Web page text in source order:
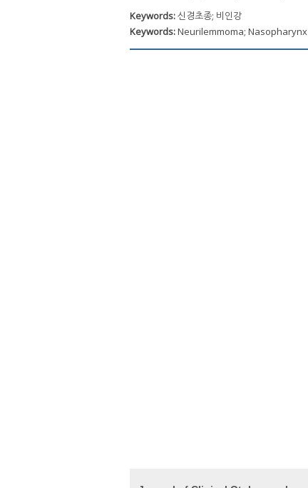
Keywords:신경초종; 비인강
Keywords:Neurilemmoma; Nasopharynx